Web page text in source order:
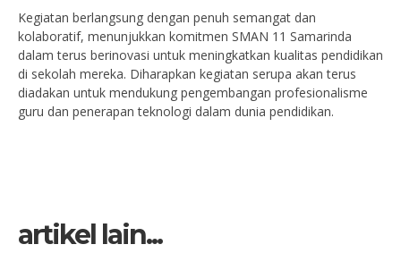
Kegiatan berlangsung dengan penuh semangat dan
kolaboratif, menunjukkan komitmen SMAN 11 Samarinda
dalam terus berinovasi untuk meningkatkan kualitas pendidikan
di sekolah mereka. Diharapkan kegiatan serupa akan terus
diadakan untuk mendukung pengembangan profesionalisme
guru dan penerapan teknologi dalam dunia pendidikan.
artikel lain...